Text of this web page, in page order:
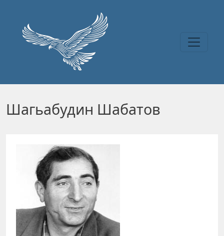
Шагьабудин Шабатов